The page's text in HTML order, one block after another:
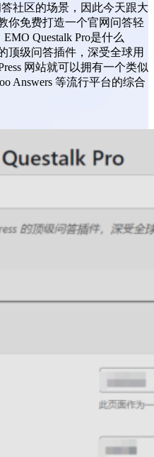
社区的场景，因此今天跟大
你免费打造一个官网问答轻
Questalk Pro是什么
顶级问答插件，深受全球用
网站就可以拥有一个类似
Answers 等流行平台的综合